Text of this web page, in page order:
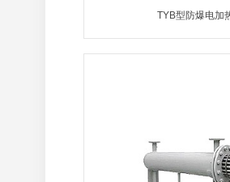
TYB型防爆电加
MORE